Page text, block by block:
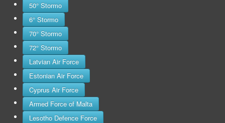
50° Stormo
6° Stormo
70° Stormo
72° Stormo
Latvian Air Force
Estonian Air Force
Cyprus Air Force
Armed Force of Malta
Lesotho Defence Force